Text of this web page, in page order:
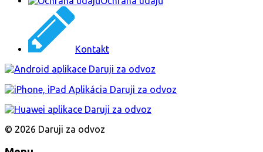
Kontakt
© 2026 Daruji za odvoz